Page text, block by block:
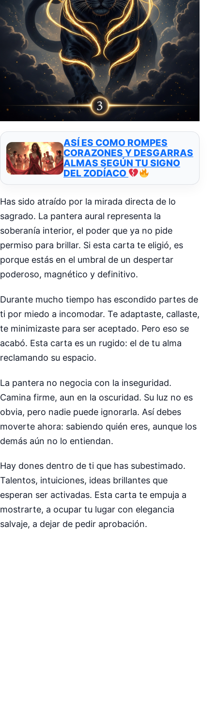
ASÍ ES COMO ROMPES
CORAZONES Y DESGARRAS
ALMAS SEGÚN TU SIGNO
DEL ZODÍACO
Has sido atraído por la mirada directa de lo
sagrado. La pantera aural representa la
soberanía interior, el poder que ya no pide
permiso para brillar. Si esta carta te eligió, es
porque estás en el umbral de un despertar
poderoso, magnético y definitivo.
Durante mucho tiempo has escondido partes de
ti por miedo a incomodar. Te adaptaste, callaste,
te minimizaste para ser aceptado. Pero eso se
acabó. Esta carta es un rugido: el de tu alma
reclamando su espacio.
La pantera no negocia con la inseguridad.
Camina firme, aun en la oscuridad. Su luz no es
obvia, pero nadie puede ignorarla. Así debes
moverte ahora: sabiendo quién eres, aunque los
demás aún no lo entiendan.
Hay dones dentro de ti que has subestimado.
Talentos, intuiciones, ideas brillantes que
esperan ser activadas. Esta carta te empuja a
mostrarte, a ocupar tu lugar con elegancia
salvaje, a dejar de pedir aprobación.